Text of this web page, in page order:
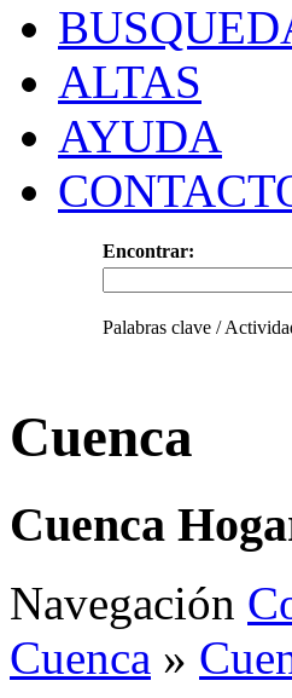
ALTAS
AYUDA
Encontrar:
Palabras clave /
Cuenca
Cuenca
Navegación
Cuenca »